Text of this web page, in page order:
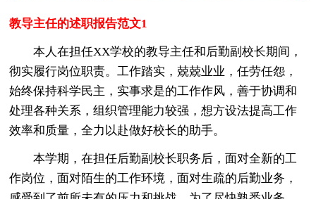
教导主任的述职报告范文1
本人在担任XX学校的教导主任和后勤副校长期间，
彻实履行岗位职责。工作踏实，兢兢业业，任劳任怨，
始终保持科学民主，实事求是的工作作风，善于协调和
处理各种关系，组织管理能力较强，想方设法提高工作
效率和质量，全力以赴做好校长的助手。
本学期，在担任后勤副校长职务后，面对全新的工
作岗位，面对陌生的工作环境，面对生疏的后勤业务，